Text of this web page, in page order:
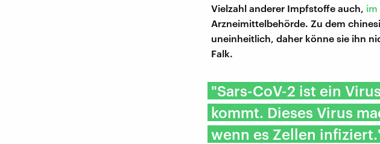
Vielzahl anderer Impfstoffe auch, im
Arzneimittelbehörde. Zu dem
uneinheitlich, daher könne sie ihn
Falk.
"Sars-CoV-2 ist ein
kommt. Dieses Virus
wenn es Zellen